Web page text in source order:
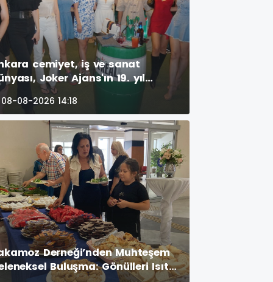
cemiyet, iş ve sanat
Joker Ajans'ın 19. yıl
bir araya geldi.
Sport Center havuzbaşında
görkemli parti,
anlar
08-08-2026 14:18
Derneği’nden Muhteşem
Buluşma: Gönülleri Isıtan